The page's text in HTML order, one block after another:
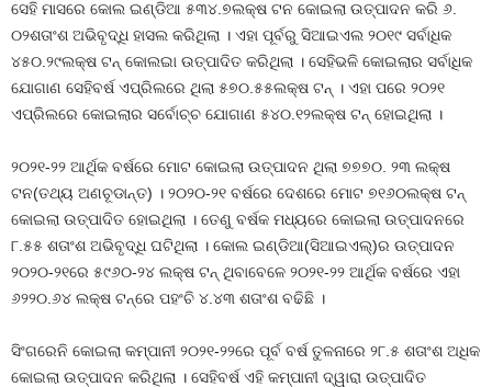
ସେହି ମାସରେ କୋଲ ଇଣ୍ଡିଆ ୫୩୪.୭ଲକ୍ଷ ଟନ କୋଇଲା ଉତ୍ପାଦନ କରି ୬.
୦୨ଶତାଂଶ ଅଭିବୃଦ୍ଧି ହାସଲ କରିଥିଲା । ଏହା ପୂର୍ବରୁ ସିଆଇଏଲ ୨୦୧୯ ସର୍ବାଧିକ
୪୫୦.୨୯ଲକ୍ଷ ଟନ୍ କୋଲଇା ଉତ୍ପାଦିତ କରିଥିଲା । ସେହିଭଳି କୋଇଲାର ସର୍ବାଧିକ
ଯୋଗାଣ ସେହିବର୍ଷ ଏପ୍ରିଲରେ ଥିଲା ୫୭୦.୫୫ଲକ୍ଷ ଟନ୍ । ଏହା ପରେ ୨୦୨୧
ଏପ୍ରିଲରେ କୋଇଲାର ସର୍ବୋଚ୍ଚ ଯୋଗାଣ ୫୪୦.୧୨ଲକ୍ଷ ଟନ୍ ହୋଇଥିଲା ।
୨୦୨୧-୨୨ ଆର୍ଥିକ ବର୍ଷରେ ମୋଟ କୋଇଲା ଉତ୍ପାଦନ ଥିଲା ୭୭୭୦. ୨୩ ଲକ୍ଷ
ଟନ(ତଥ୍ୟ ଅଣଚୂଡାନ୍ତ) । ୨୦୨୦-୨୧ ବର୍ଷରେ ଦେଶରେ ମୋଟ ୭୧୬୦ଲକ୍ଷ ଟନ୍
କୋଇଲା ଉତ୍ପାଦିତ ହୋଇଥିଲା । ତେଣୁ ବର୍ଷକ ମଧ୍ୟରେ କୋଇଲା ଉତ୍ପାଦନରେ
୮.୫୫ ଶତାଂଶ ଅଭିବୃଦ୍ଧି ଘଟିଥିଲା । କୋଲ ଇଣ୍ଡିଆ(ସିଆଇଏଲ୍)ର ଉତ୍ପାଦନ
୨୦୨୦-୨୧ରେ ୫୯୬୦-୨୪ ଲକ୍ଷ ଟନ୍ ଥିବାବେଳେ ୨୦୨୧-୨୨ ଆର୍ଥିକ ବର୍ଷରେ ଏହା
୬୨୨୦.୬୪ ଲକ୍ଷ ଟନ୍ରେ ପହଂଚି ୪.୪୩ ଶତାଂଶ ବଢିଛି ।
ସିଂଗରେନି କୋଇଲା କମ୍ପାନୀ ୨୦୨୧-୨୨ରେ ପୂର୍ବ ବର୍ଷ ତୁଳନାରେ ୨୮.୫ ଶତାଂଶ ଅଧିକ
କୋଇଲା ଉତ୍ପାଦନ କରିଥିଲା । ସେହିବର୍ଷ ଏହି କମ୍ପାନୀ ଦ୍ୱାରା ଉତ୍ପାଦିତ